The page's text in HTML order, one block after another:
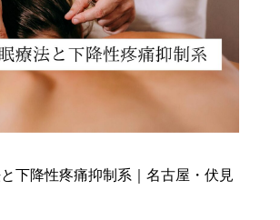
下降性疼痛抑制系｜名古屋・伏見